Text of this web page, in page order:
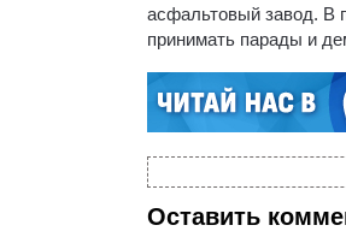
асфальтовый завод. В
принимать парады и
Оставить